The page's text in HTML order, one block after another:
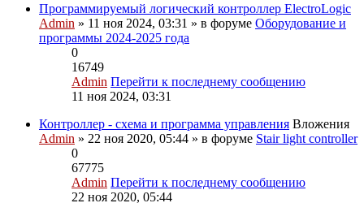
Программируемый логический контроллер ElectroLogic
Admin » 11 ноя 2024, 03:31 » в форуме Оборудование и
программы 2024-2025 года
0
16749
Admin Перейти к последнему сообщению
11 ноя 2024, 03:31
Контроллер - схема и программа управления Вложения
Admin » 22 ноя 2020, 05:44 » в форуме Stair light controller
0
67775
Admin Перейти к последнему сообщению
22 ноя 2020, 05:44